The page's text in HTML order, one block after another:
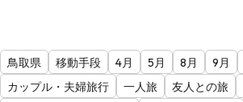
鳥取県 移動手段 4月 5月 8月 9月
カップル・夫婦旅行
一人旅 友人との旅